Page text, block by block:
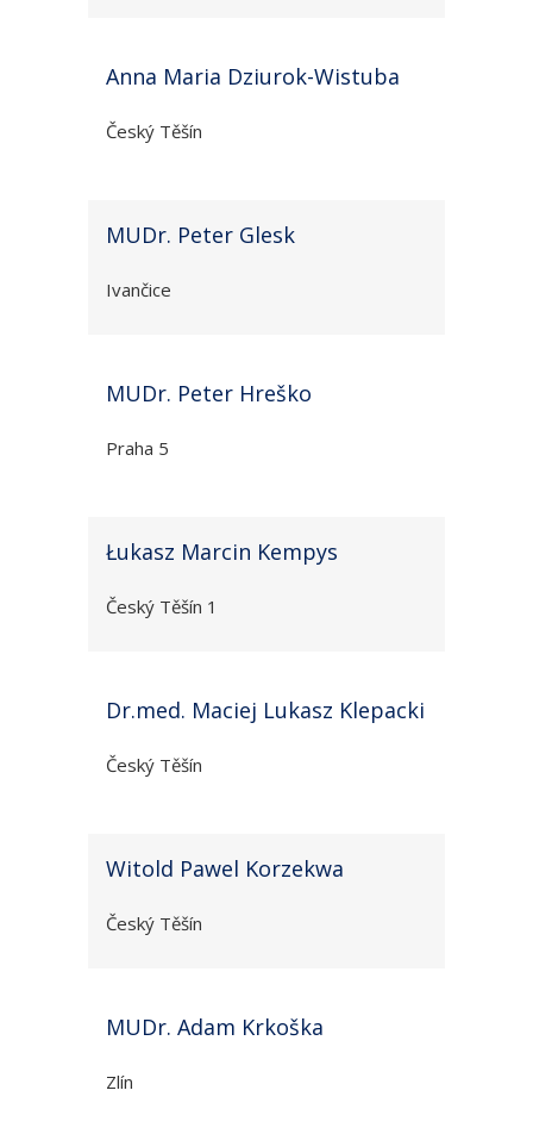
Anna Maria Dziurok-Wistuba
Český Těšín
MUDr. Peter Glesk
Ivančice
MUDr. Peter Hreško
Praha 5
Łukasz Marcin Kempys
Český Těšín 1
Dr.med. Maciej Lukasz Klepacki
Český Těšín
Witold Pawel Korzekwa
Český Těšín
MUDr. Adam Krkoška
Zlín